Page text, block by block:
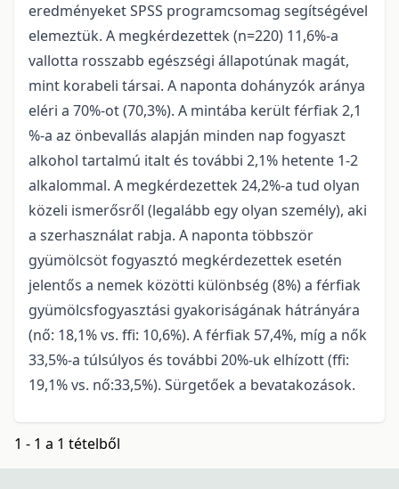
eredményeket SPSS programcsomag segítségével
elemeztük. A megkérdezettek (n=220) 11,6%-a
vallotta rosszabb egészségi állapotúnak magát,
mint korabeli társai. A naponta dohányzók aránya
eléri a 70%-ot (70,3%). A mintába került férfiak 2,1
%-a az önbevallás alapján minden nap fogyaszt
alkohol tartalmú italt és további 2,1% hetente 1-2
alkalommal. A megkérdezettek 24,2%-a tud olyan
közeli ismerősről (legalább egy olyan személy), aki
a szerhasználat rabja. A naponta többször
gyümölcsöt fogyasztó megkérdezettek esetén
jelentős a nemek közötti különbség (8%) a férfiak
gyümölcsfogyasztási gyakoriságának hátrányára
(nő: 18,1% vs. ffi: 10,6%). A férfiak 57,4%, míg a nők
33,5%-a túlsúlyos és további 20%-uk elhízott (ffi:
19,1% vs. nő:33,5%). Sürgetőek a bevatakozások.
1 - 1 a 1 tételből